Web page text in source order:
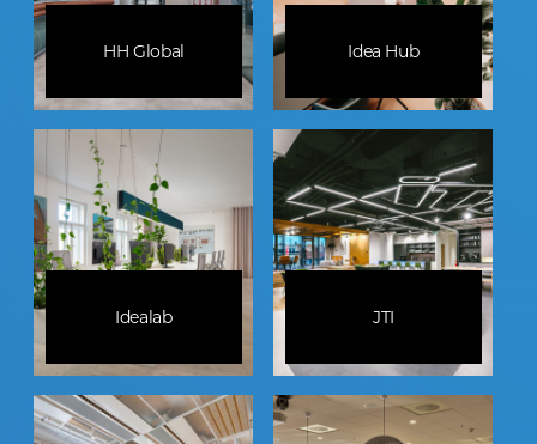
HH Global Idea Hub
Idealab JTI